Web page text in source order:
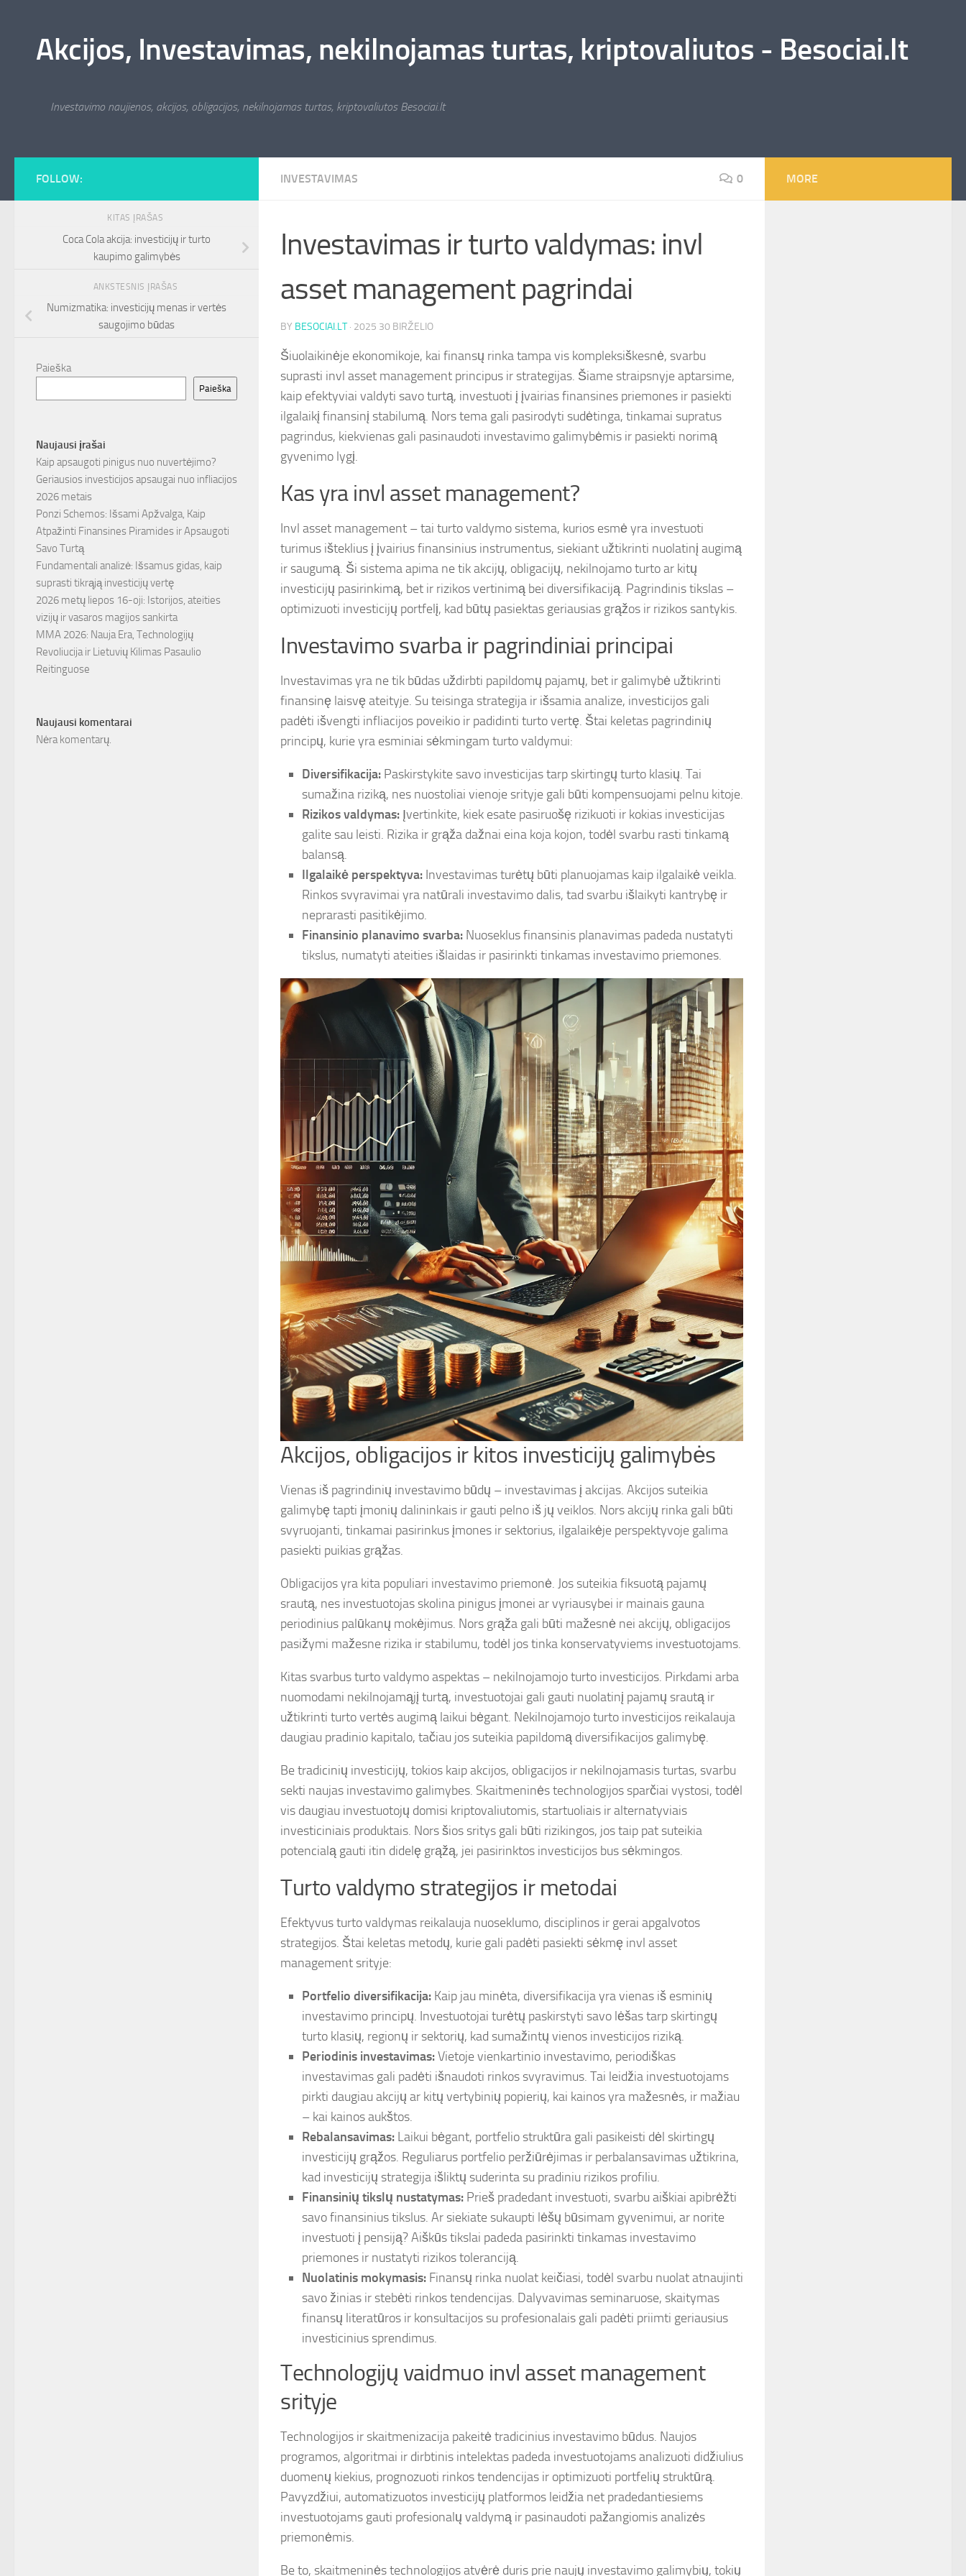
Akcijos, Investavimas, nekilnojamas turtas, kriptovaliutos - Besociai.lt
Investavimo naujienos, akcijos, obligacijos, nekilnojamas turtas, kriptovaliutos Besociai.lt
INVESTAVIMAS 0
Investavimas ir turto valdymas: invl
asset management pagrindai
BY BESOCIAI.LT · 2025 30 BIRŽELIO
Šiuolaikinėje ekonomikoje, kai finansų rinka tampa vis kompleksiškesnė, svarbu
suprasti invl asset management principus ir strategijas. Šiame straipsnyje aptarsime,
kaip efektyviai valdyti savo turtą, investuoti į įvairias finansines priemones ir pasiekti
ilgalaikį finansinį stabilumą. Nors tema gali pasirodyti sudėtinga, tinkamai supratus
pagrindus, kiekvienas gali pasinaudoti investavimo galimybėmis ir pasiekti norimą
gyvenimo lygį.
Kas yra invl asset management?
Invl asset management – tai turto valdymo sistema, kurios esmė yra investuoti
turimus išteklius į įvairius finansinius instrumentus, siekiant užtikrinti nuolatinį augimą
ir saugumą. Ši sistema apima ne tik akcijų, obligacijų, nekilnojamo turto ar kitų
investicijų pasirinkimą, bet ir rizikos vertinimą bei diversifikaciją. Pagrindinis tikslas –
optimizuoti investicijų portfelį, kad būtų pasiektas geriausias grąžos ir rizikos santykis.
Investavimo svarba ir pagrindiniai principai
Investavimas yra ne tik būdas uždirbti papildomų pajamų, bet ir galimybė užtikrinti
finansinę laisvę ateityje. Su teisinga strategija ir išsamia analize, investicijos gali
padėti išvengti infliacijos poveikio ir padidinti turto vertę. Štai keletas pagrindinių
principų, kurie yra esminiai sėkmingam turto valdymui:
Diversifikacija: Paskirstykite savo investicijas tarp skirtingų turto klasių. Tai
sumažina riziką, nes nuostoliai vienoje srityje gali būti kompensuojami pelnu kitoje.
Rizikos valdymas: Įvertinkite, kiek esate pasiruošę rizikuoti ir kokias investicijas
galite sau leisti. Rizika ir grąža dažnai eina koja kojon, todėl svarbu rasti tinkamą
balansą.
Ilgalaikė perspektyva: Investavimas turėtų būti planuojamas kaip ilgalaikė veikla.
Rinkos svyravimai yra natūrali investavimo dalis, tad svarbu išlaikyti kantrybę ir
neprarasti pasitikėjimo.
Finansinio planavimo svarba: Nuoseklus finansinis planavimas padeda nustatyti
tikslus, numatyti ateities išlaidas ir pasirinkti tinkamas investavimo priemones.
Akcijos, obligacijos ir kitos investicijų galimybės
Vienas iš pagrindinių investavimo būdų – investavimas į akcijas. Akcijos suteikia
galimybę tapti įmonių dalininkais ir gauti pelno iš jų veiklos. Nors akcijų rinka gali būti
svyruojanti, tinkamai pasirinkus įmones ir sektorius, ilgalaikėje perspektyvoje galima
pasiekti puikias grąžas.
Obligacijos yra kita populiari investavimo priemonė. Jos suteikia fiksuotą pajamų
srautą, nes investuotojas skolina pinigus įmonei ar vyriausybei ir mainais gauna
periodinius palūkanų mokėjimus. Nors grąža gali būti mažesnė nei akcijų, obligacijos
pasižymi mažesne rizika ir stabilumu, todėl jos tinka konservatyviems investuotojams.
Kitas svarbus turto valdymo aspektas – nekilnojamojo turto investicijos. Pirkdami arba
nuomodami nekilnojamąjį turtą, investuotojai gali gauti nuolatinį pajamų srautą ir
užtikrinti turto vertės augimą laikui bėgant. Nekilnojamojo turto investicijos reikalauja
daugiau pradinio kapitalo, tačiau jos suteikia papildomą diversifikacijos galimybę.
Be tradicinių investicijų, tokios kaip akcijos, obligacijos ir nekilnojamasis turtas, svarbu
sekti naujas investavimo galimybes. Skaitmeninės technologijos sparčiai vystosi, todėl
vis daugiau investuotojų domisi kriptovaliutomis, startuoliais ir alternatyviais
investiciniais produktais. Nors šios sritys gali būti rizikingos, jos taip pat suteikia
potencialą gauti itin didelę grąžą, jei pasirinktos investicijos bus sėkmingos.
Turto valdymo strategijos ir metodai
Efektyvus turto valdymas reikalauja nuoseklumo, disciplinos ir gerai apgalvotos
strategijos. Štai keletas metodų, kurie gali padėti pasiekti sėkmę invl asset
management srityje:
Portfelio diversifikacija: Kaip jau minėta, diversifikacija yra vienas iš esminių
investavimo principų. Investuotojai turėtų paskirstyti savo lėšas tarp skirtingų
turto klasių, regionų ir sektorių, kad sumažintų vienos investicijos riziką.
Periodinis investavimas:Vietoje vienkartinio investavimo, periodiškas
investavimas gali padėti išnaudoti rinkos svyravimus. Tai leidžia investuotojams
pirkti daugiau akcijų ar kitų vertybinių popierių, kai kainos yra mažesnės, ir mažiau
– kai kainos aukštos.
Rebalansavimas: Laikui bėgant, portfelio struktūra gali pasikeisti dėl skirtingų
investicijų grąžos. Reguliarus portfelio peržiūrėjimas ir perbalansavimas užtikrina,
kad investicijų strategija išliktų suderinta su pradiniu rizikos profiliu.
Finansinių tikslų nustatymas: Prieš pradedant investuoti, svarbu aiškiai apibrėžti
savo finansinius tikslus. Ar siekiate sukaupti lėšų būsimam gyvenimui, ar norite
investuoti į pensiją? Aiškūs tikslai padeda pasirinkti tinkamas investavimo
priemones ir nustatyti rizikos toleranciją.
Nuolatinis mokymasis: Finansų rinka nuolat keičiasi, todėl svarbu nuolat atnaujinti
savo žinias ir stebėti rinkos tendencijas. Dalyvavimas seminaruose, skaitymas
finansų literatūros ir konsultacijos su profesionalais gali padėti priimti geriausius
investicinius sprendimus.
Technologijų vaidmuo invl asset management
srityje
Technologijos ir skaitmenizacija pakeitė tradicinius investavimo būdus. Naujos
programos, algoritmai ir dirbtinis intelektas padeda investuotojams analizuoti didžiulius
duomenų kiekius, prognozuoti rinkos tendencijas ir optimizuoti portfelių struktūrą.
Pavyzdžiui, automatizuotos investicijų platformos leidžia net pradedantiesiems
investuotojams gauti profesionalų valdymą ir pasinaudoti pažangiomis analizės
priemonėmis.
Be to, skaitmeninės technologijos atvėrė duris prie naujų investavimo galimybių, tokių
FOLLOW:
KITAS ĮRAŠAS
Coca Cola akcija: investicijų ir turto
kaupimo galimybės
ANKSTESNIS ĮRAŠAS
Numizmatika: investicijų menas ir vertės
saugojimo būdas
Paieška
Paieška
Naujausi įrašai
Kaip apsaugoti pinigus nuo nuvertėjimo?
Geriausios investicijos apsaugai nuo infliacijos
2026 metais
Ponzi Schemos: Išsami Apžvalga, Kaip
Atpažinti Finansines Piramides ir Apsaugoti
Savo Turtą
Fundamentali analizė: Išsamus gidas, kaip
suprasti tikrąją investicijų vertę
2026 metų liepos 16-oji: Istorijos, ateities
vizijų ir vasaros magijos sankirta
MMA 2026: Nauja Era, Technologijų
Revoliucija ir Lietuvių Kilimas Pasaulio
Reitinguose
Naujausi komentarai
Nėra komentarų.
MORE